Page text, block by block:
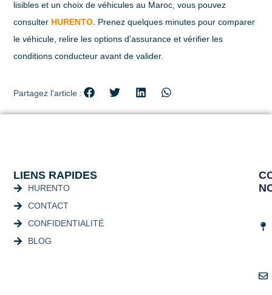
lisibles et un choix de véhicules au Maroc, vous pouvez
consulter HURENTO. Prenez quelques minutes pour comparer
le véhicule, relire les options d'assurance et vérifier les
conditions conducteur avant de valider.
Partagez l'article :
LIENS RAPIDES
HURENTO
CONTACT
CONFIDENTIALITÉ
BLOG